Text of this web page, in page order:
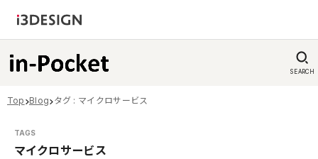
SEARCH
Top Blog タグ : マイクロサービス
マイクロサービス